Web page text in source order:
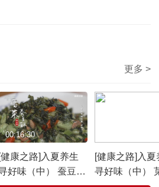
更多 >
[健康之路]入夏养生
好味（中） 蚕豆益
00:16:30
[健康之路]入夏
寻好味（中）